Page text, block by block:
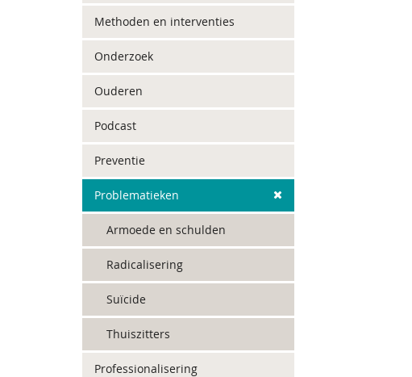
Methoden en interventies
Onderzoek
Ouderen
Podcast
Preventie
Problematieken
Armoede en schulden
Radicalisering
Suïcide
Thuiszitters
Professionalisering